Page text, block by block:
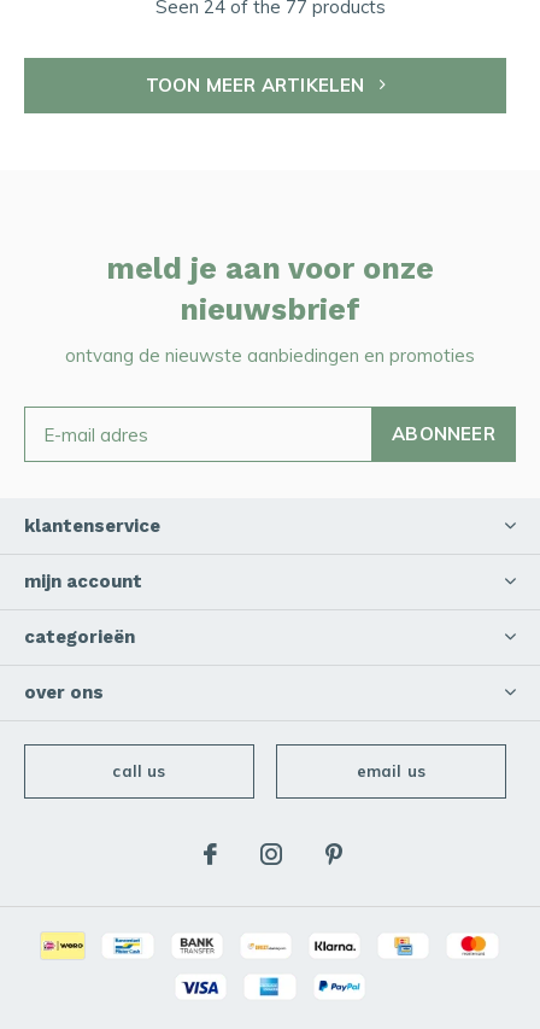
Seen 24 of the 77 products
TOON MEER ARTIKELEN
meld je aan voor onze
nieuwsbrief
ontvang de nieuwste aanbiedingen en promoties
ABONNEER
klantenservice
mijn account
categorieën
over ons
call us email us